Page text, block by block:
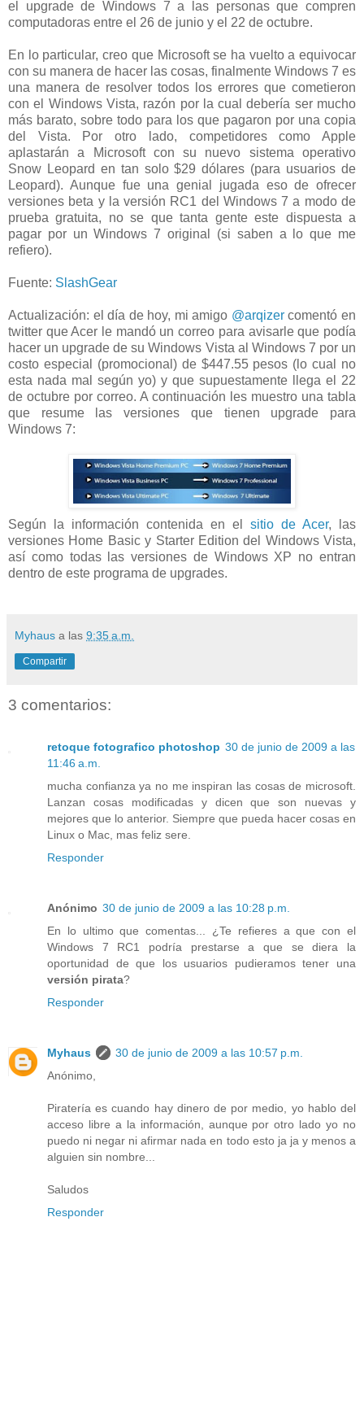
el upgrade de Windows 7 a las personas que compren
computadoras entre el 26 de junio y el 22 de octubre.
En lo particular, creo que Microsoft se ha vuelto a equivocar
con su manera de hacer las cosas, finalmente Windows 7 es
una manera de resolver todos los errores que cometieron
con el Windows Vista, razón por la cual debería ser mucho
más barato, sobre todo para los que pagaron por una copia
del Vista. Por otro lado, competidores como Apple
aplastarán a Microsoft con su nuevo sistema operativo
Snow Leopard en tan solo $29 dólares (para usuarios de
Leopard). Aunque fue una genial jugada eso de ofrecer
versiones beta y la versión RC1 del Windows 7 a modo de
prueba gratuita, no se que tanta gente este dispuesta a
pagar por un Windows 7 original (si saben a lo que me
refiero).
Fuente: SlashGear
Actualización: el día de hoy, mi amigo @arqizercomentó en
twitter que Acer le mandó un correo para avisarle que podía
hacer un upgrade de su Windows Vista al Windows 7 por un
costo especial (promocional) de $447.55 pesos (lo cual no
esta nada mal según yo) y que supuestamente llega el 22
de octubre por correo. A continuación les muestro una tabla
que resume las versiones que tienen upgrade para
Windows 7:
Según la información contenida en el sitio de Acer, las
versiones Home Basic y Starter Edition del Windows Vista,
así como todas las versiones de Windows XP no entran
dentro de este programa de upgrades.
Myhaus a las 9:35 a.m.
Compartir
3 comentarios:
retoque fotografico photoshop 30 de junio de 2009 a las
11:46 a.m.
mucha confianza ya no me inspiran las cosas de microsoft.
Lanzan cosas modificadas y dicen que son nuevas y
mejores que lo anterior. Siempre que pueda hacer cosas en
Linux o Mac, mas feliz sere.
Responder
Anónimo 30 de junio de 2009 a las 10:28 p.m.
En lo ultimo que comentas... ¿Te refieres a que con el
Windows 7 RC1 podría prestarse a que se diera la
oportunidad de que los usuarios pudieramos tener una
versión pirata?
Responder
Myhaus
30 de junio de 2009 a las 10:57 p.m.
Anónimo,
Piratería es cuando hay dinero de por medio, yo hablo del
acceso libre a la información, aunque por otro lado yo no
puedo ni negar ni afirmar nada en todo esto ja ja y menos a
alguien sin nombre...
Saludos
Responder